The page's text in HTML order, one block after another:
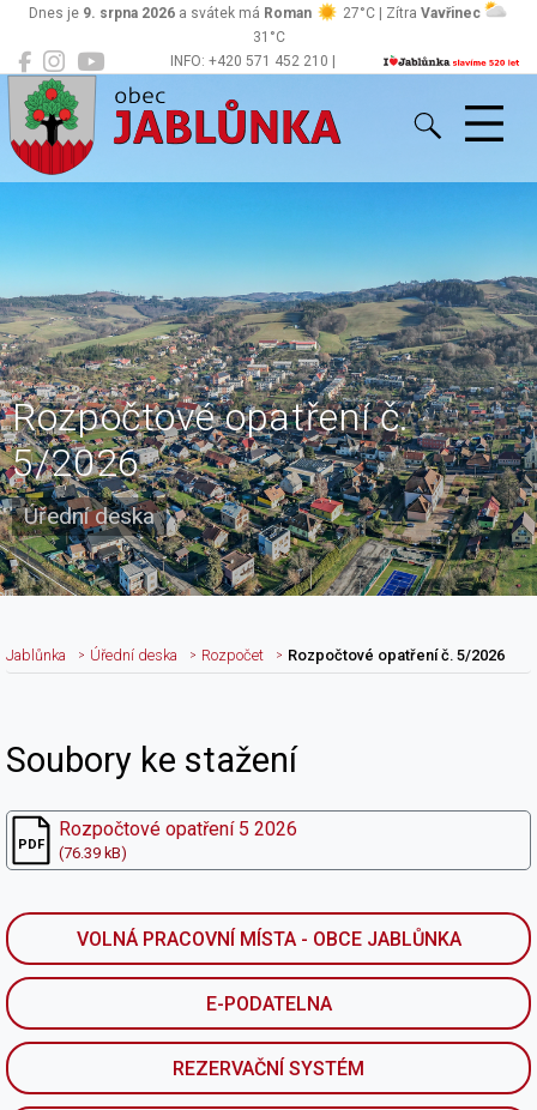
INFO: +420 571 452 210 |
Dnes je 9. srpna 2026 a svátek má Roman 27°C | Zítra Vavřinec
31°C
Jablůnka
Rozpočtové opatření č.
5/2026
Úřední deska
VOLNÁ PRACOVNÍ MÍSTA - OBCE JABLŮNKA
E-PODATELNA
REZERVAČNÍ SYSTÉM
Jablůnka Úřední deska Rozpočet Rozpočtové opatření č. 5/2026
Nadpis článku
Soubory ke stažení
Rozpočtové opatření 5 2026
(76.39 kB)